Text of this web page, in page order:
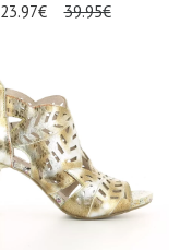
23.97€ 39.95€